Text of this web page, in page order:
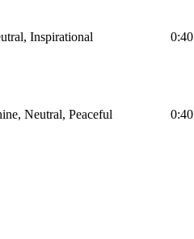
Inspirational 0:40
Neutral, Peaceful 0:40